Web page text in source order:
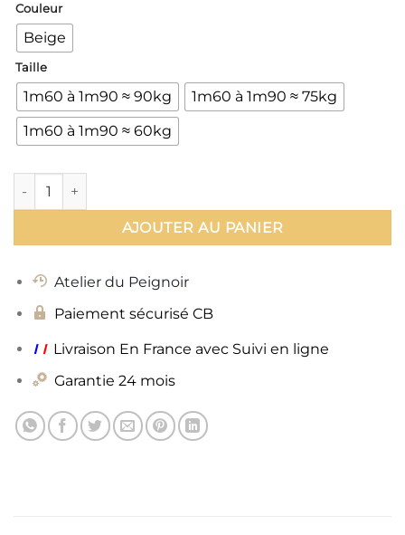
Couleur
Beige
Taille
1m60 à 1m90 ≈ 90kg
1m60 à 1m90 ≈ 75kg
1m60 à 1m90 ≈ 60kg
quantité de Peignoir Homme Capuche Luxe
AJOUTER AU PANIER
Atelier du Peignoir
Paiement sécurisé CB
ı ı Livraison En France avec Suivi en ligne
Garantie 24 mois